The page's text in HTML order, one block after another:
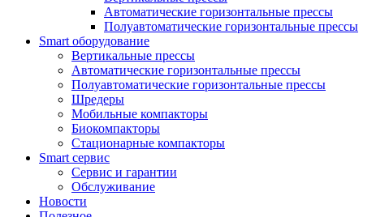
Автоматические горизонтальные прессы
Полуавтоматические горизонтальные прессы
Smart оборудование
Вертикальные прессы
Автоматические горизонтальные прессы
Полуавтоматические горизонтальные прессы
Шредеры
Мобильные компакторы
Биокомпакторы
Стационарные компакторы
Smart сервис
Сервис и гарантии
Обслуживание
Новости